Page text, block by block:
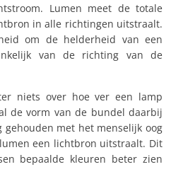
Lumen meet de totale
in alle richtingen uitstraalt.
om de helderheid van een
van de richting van de
niets over hoe ver een lamp
de vorm van de bundel daarbij
met het menselijk oog
een lichtbron uitstraalt. Dit
bepaalde kleuren beter zien